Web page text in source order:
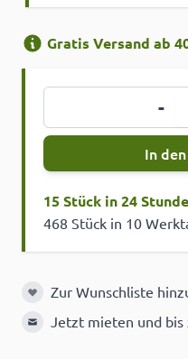
Gratis Versand ab
-
In
15 Stück in 24
468 Stück in 10
Zur Wunschliste
Zur Wunschliste
Jetzt mieten und bis